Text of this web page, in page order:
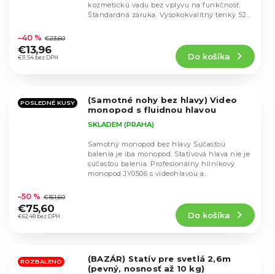
hodnotenie
produktu
je
hviezdičiek.
€11,54 bez DPH
–40 % €23,60
€13,96
Do košíka
kozmetickú vadu bez vplyvu na funkčnosť.
Štandardná záruka. Vysokokvalitný tenký 52...
POSLEDNÉ KUSY
(Samotné nohy bez hlavy) Video
monopod s fluidnou hlavou
hodnotenie
produktu
je
hviezdičiek.
SKLADEM (PRAHA)
€62,48 bez DPH
–50 % €151,60
€75,60
Do košíka
Samotný monopod bez hlavy Súčasťou
balenia je iba monopod. Statívová hlava nie je
súčasťou balenia. Profesionálny hliníkový
monopod JY0506 s videohlavou a
ROZBALENO
(BAZÁR) Statív pre svetlá 2,6m
(pevný, nosnosť až 10 kg)